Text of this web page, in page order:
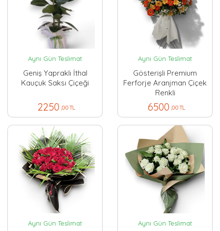
Aynı Gün Teslimat
Geniş Yapraklı İthal
Kauçuk Saksı Çiçeği
2250 ,00 TL
Aynı Gün Teslimat
Gösterişli Premium
Ferforje Aranjman Çiçek
Renkli
6500 ,00 TL
Aynı Gün Teslimat Aynı Gün Teslimat